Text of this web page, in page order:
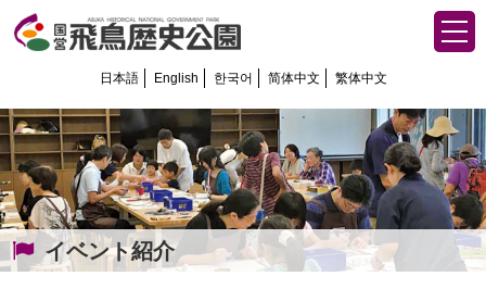
日本語 English 한국어 简体中文 繁体中文
イベント紹介